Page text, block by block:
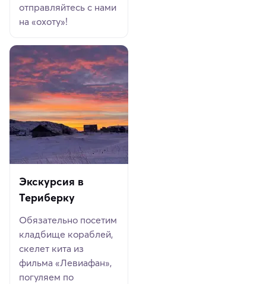
отправляйтесь с нами
на «охоту»!
Экскурсия в
Териберку
Обязательно посетим
кладбище кораблей,
скелет кита из
фильма «Левиафан»,
погуляем по